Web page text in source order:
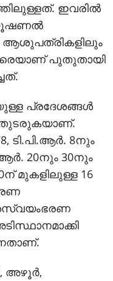
ഇവരില്‍
ആശുപത്രികളിലും
പുതുതായി
പ്രദേശങ്ങള്‍
തുടരുകയാണ്.
ടി.പി.ആര്‍. 8നും
20നും 30നും
മുകളിലുള്ള 16
അഴൂര്‍,